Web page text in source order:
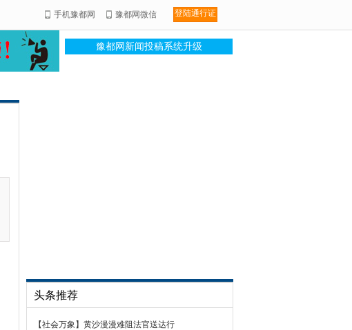
手机豫都网 豫都网微信 登陆通行证
豫都网新闻投稿系统升级
头条推荐
【社会万象 】 黄沙漫漫难阻法官送达行